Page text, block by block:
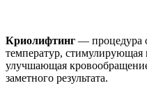
Криолифтинг — процедура
температур, стимулирующая
улучшающая
заметного результата.